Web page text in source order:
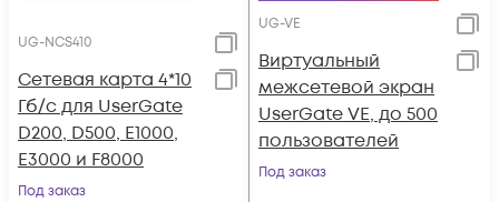
UG-NCS410
Сетевая карта 4*10
Гб/c для UserGate
D200, D500, E1000,
E3000 и F8000
Под заказ
UG-VE
Виртуальный
межсетевой экран
UserGate VE, до 500
пользователей
Под заказ